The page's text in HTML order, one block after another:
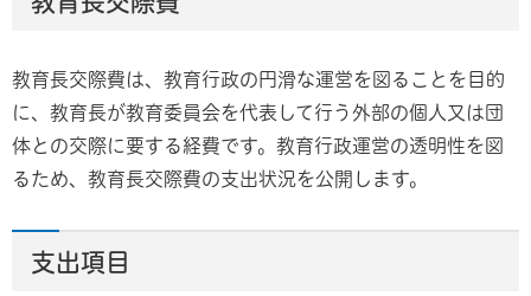
教育長交際費は、教育行政の円滑な運営を図ることを目的
に、教育長が教育委員会を代表して行う外部の個人又は団
体との交際に要する経費です。教育行政運営の透明性を図
るため、教育長交際費の支出状況を公開します。
支出項目